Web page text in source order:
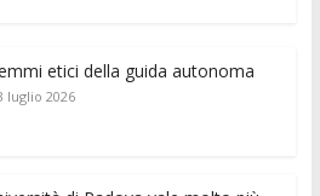
s
ss
e di e di
etici della guida autonoma
luglio 2026